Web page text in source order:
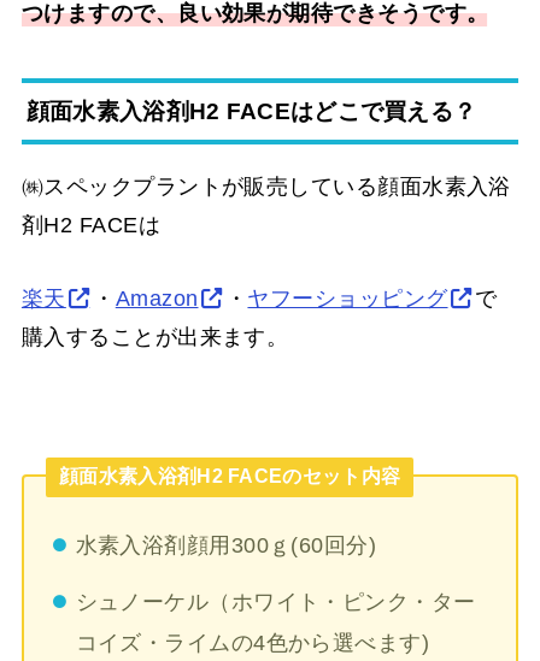
つけますので、良い効果が期待できそうです。
顔面水素入浴剤H2 FACEはどこで買える？
㈱スペックプラントが販売している顔面水素入浴
剤H2 FACEは
楽天 ・ Amazon ・ ヤフーショッピング
で
購入することが出来ます。
顔面水素入浴剤H2 FACEのセット内容
水素入浴剤顔用300ｇ(60回分)
シュノーケル（ホワイト・ピンク・ター
コイズ・ライムの4色から選べます)